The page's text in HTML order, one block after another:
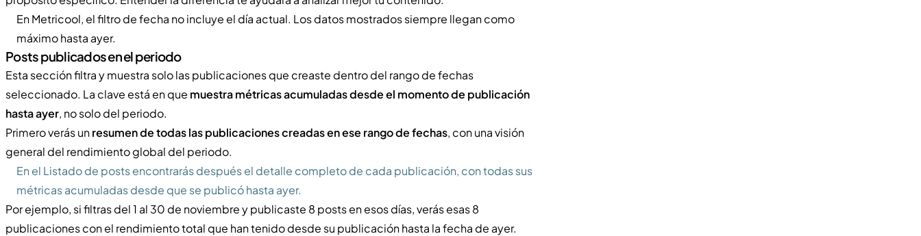
En Metricool, el filtro de fecha no incluye el día actual. Los datos mostrados siempre llegan como
máximo hasta ayer.
Posts publicados en el periodo
Esta sección filtra y muestra solo las publicaciones que creaste dentro del rango de fechas
seleccionado. La clave está en que muestra métricas acumuladas desde el momento de publicación
hasta ayer, no solo del periodo.
Primero verás unresumen de todas las publicaciones creadas en ese rango de fechas, con una visión
general del rendimiento global del periodo.
En el Listado de posts encontrarás después el detalle completo de cada publicación, con todas sus
métricas acumuladas desde que se publicó hasta ayer.
Por ejemplo, si filtras del 1 al 30 de noviembre y publicaste 8 posts en esos días, verás esas 8
publicaciones con el rendimiento total que han tenido desde su publicación hasta la fecha de ayer.